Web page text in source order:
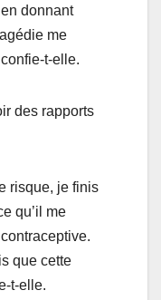
donnant
me
t-elle.
des rapports
risque, je finis
qu’il me
que cette
t-elle.